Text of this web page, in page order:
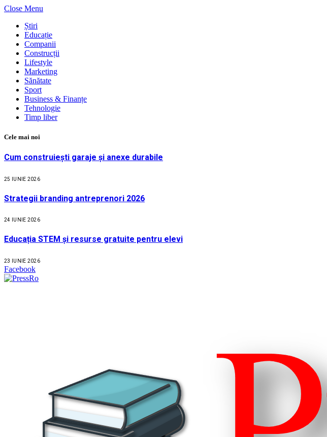
Close Menu
Știri
Educație
Companii
Construcții
Lifestyle
Marketing
Sănătate
Sport
Business & Finanțe
Tehnologie
Timp liber
Cele mai noi
Cum construiești garaje și anexe durabile
25 IUNIE 2026
Strategii branding antreprenori 2026
24 IUNIE 2026
Educația STEM și resurse gratuite pentru elevi
23 IUNIE 2026
Facebook